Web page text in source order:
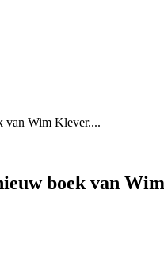
van Wim Klever....
boek van